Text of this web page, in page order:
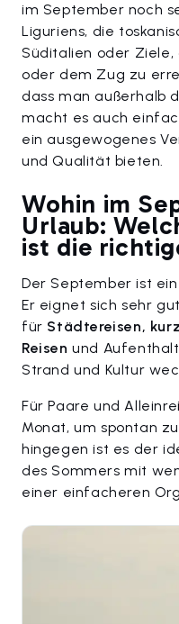
im September noch
Liguriens, die
Süditalien oder
oder dem Zug zu
dass man außerhalb
macht es auch
ein ausgewogenes
und Qualität bieten.
Wohin im
Urlaub:
ist die
Der September ist
Er eignet sich sehr
für Städtereisen,
Reisen und
Strand und Kultur
Für Paare und
Monat, um spontan
hingegen ist es der
des Sommers mit
einer einfacheren